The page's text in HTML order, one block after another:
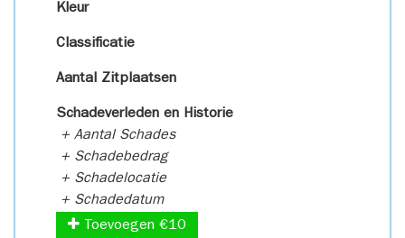
Kleur
Classificatie
Aantal Zitplaatsen
Schadeverleden en Historie
+ Aantal Schades
+ Schadebedrag
+ Schadelocatie
+ Schadedatum
Toevoegen €10